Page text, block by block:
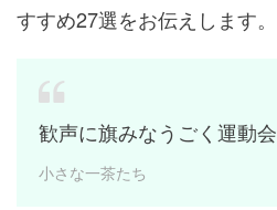
すすめ27選をお伝えします。
歓声に旗みなうごく運動会
小さな一茶たち